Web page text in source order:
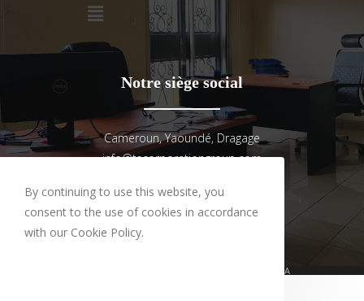
Notre siège social
Cameroun, Yaoundé, Dragage
info@tscorporationgroup.com
COPYRIGHT - T'S CORPORATION GROUP SA
By continuing to use this website, you
consent to the use of cookies in accordance
with our Cookie Policy.